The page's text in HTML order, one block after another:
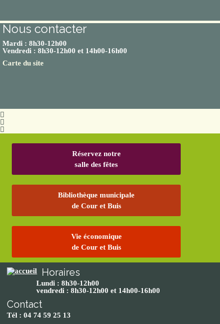
Nous contacter
Mardi : 8h30-12h00
Vendredi : 8h30-12h00 et 14h00-16h00
Carte du site
Réservez notre
salle des fêtes
Bibliothèque municipale
de Cour et Buis
Vie économique
de Cour et Buis
Horaires
Lundi : 8h30-12h00
vendredi : 8h30-12h00 et 14h00-16h00
Contact
Tél : 04 74 59 25 13